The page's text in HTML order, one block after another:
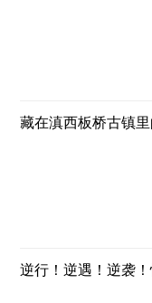
藏在滇西板桥古镇里
逆行！逆遇！逆袭